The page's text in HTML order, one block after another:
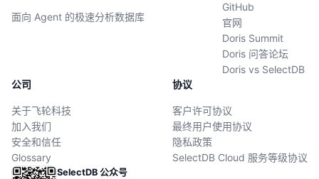
面向 Agent 的极速分析数据库
GitHub
官网
Doris Summit
Doris 问答论坛
Doris vs SelectDB
公司
关于飞轮科技
加入我们
安全和信任
Glossary
协议
客户许可协议
最终用户使用协议
隐私政策
SelectDB Cloud 服务等级协议
SelectDB 公众号